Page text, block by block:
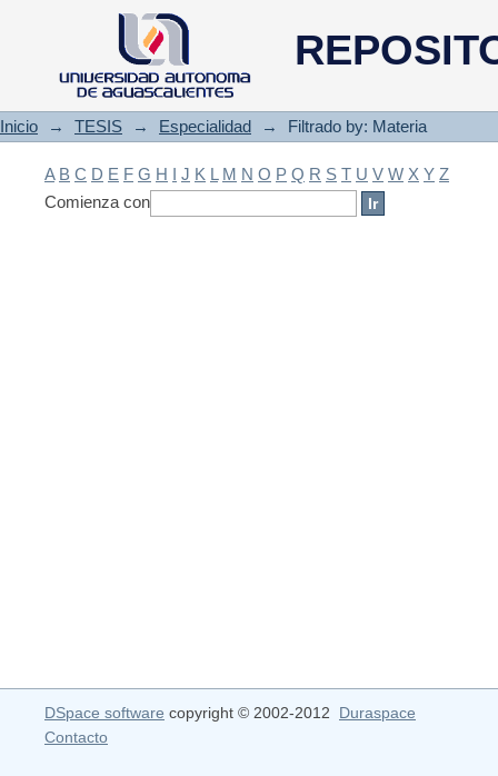
Filtrado by: Materia
Inicio → TESIS → Especialidad → Filtrado by: Materia
A B C D E F G H I J K L M N O P Q R S T U V W X Y Z
Comienza con
DSpace software copyright © 2002-2012 Duraspace
Contacto